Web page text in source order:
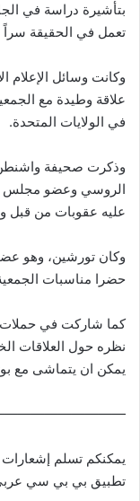
بتأشيرة دراسة في
تعمل في الحقيقة سراً
وكانت وسائل الإعلام
علاقة وطيدة مع
في الولايات المتحدة.
وذكرت صحيفة
الروسي وعضو مجلس
عليه عقوبات من قبل
وكان تورشين، وهو عضو
حضرا مناسبات الجمعية
كما شاركت في حملات
نظره حول العلاقات
يمكن ان يتماشى مع
يمكنكم تسلم
تطبيق بي بي سي